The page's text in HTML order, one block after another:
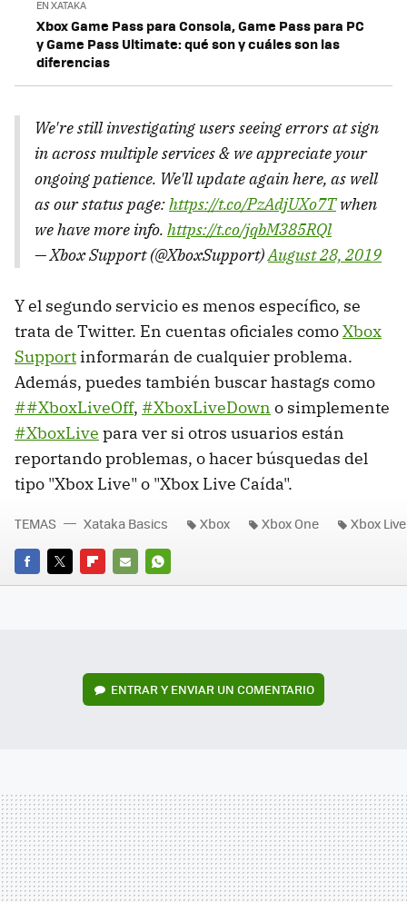
EN XATAKA
Xbox Game Pass para Consola, Game Pass para PC
y Game Pass Ultimate: qué son y cuáles son las
diferencias
We're still investigating users seeing errors at sign
in across multiple services & we appreciate your
ongoing patience. We'll update again here, as well
as our status page:https://t.co/PzAdjUXo7Twhen
we have more info. https://t.co/jqbM385RQl
— Xbox Support (@XboxSupport)August 28, 2019
Y el segundo servicio es menos específico, se
trata de Twitter. En cuentas oficiales comoXbox
Support informarán de cualquier problema.
Además, puedes también buscar hastags como
##XboxLiveOff, #XboxLiveDown o simplemente
#XboxLive para ver si otros usuarios están
reportando problemas, o hacer búsquedas del
tipo "Xbox Live" o "Xbox Live Caída".
FACEBOOK
TWITTERFLIPBOARD
E-
WHATSAPP
TEMAS Xataka Basics Xbox Xbox One Xbox Live
ENTRAR Y ENVIAR UN COMENTARIO